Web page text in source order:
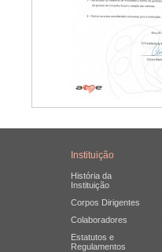
Instituição
História da
Instituição
Corpos Dirigentes
Colaboradores
Estatutos e
Regulamentos